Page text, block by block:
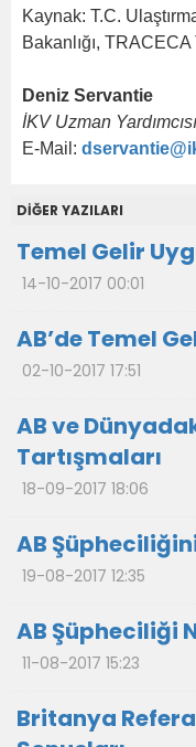
Kaynak: T.C.
Bakanlığı,
Deniz Servantie
İKV Uzman Yardımcısı
E-Mail:
DİĞER YAZILARI
Temel Gelir
14-10-2017 00:01
AB’de Temel
02-10-2017 17:51
AB ve
Tartışmaları
18-09-2017 18:06
AB
19-08-2017 12:35
AB Şüpheciliği
11-08-2017 15:23
Britanya